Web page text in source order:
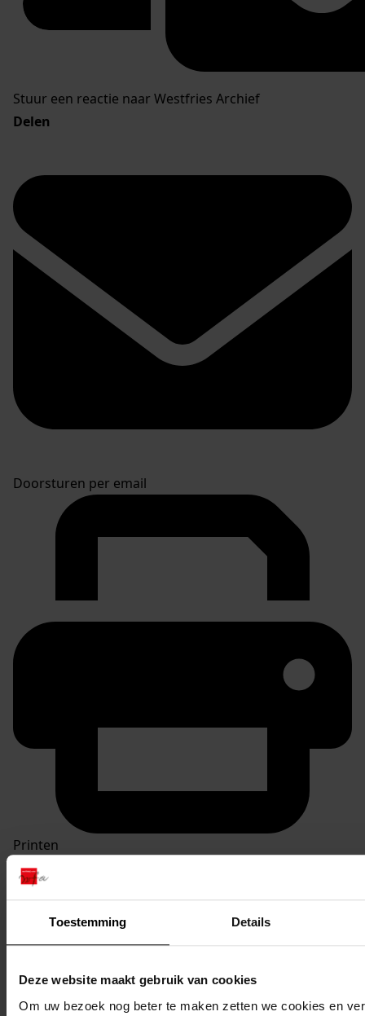
Toestemming Details
Deze website maakt gebruik van cookies
Om uw bezoek nog beter te maken zetten we cookies en
Stuur een reactie naar Westfries Archief
Delen
Doorsturen per email
Printen
duurzaam webadres
Inv.nrs. 1701-1800